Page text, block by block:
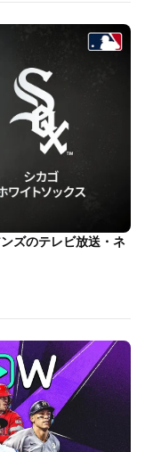
ズのテレビ放送・ネ